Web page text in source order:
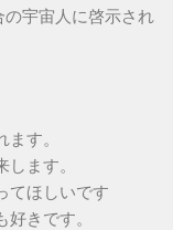
宇宙人に啓示され
す。
ます。
てほしいです
きです。